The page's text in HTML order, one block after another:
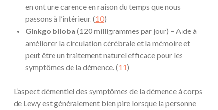
en ont une carence en raison du temps que nous
passons à l’intérieur. (10)
Ginkgo biloba (120 milligrammes par jour) – Aide à
améliorer la circulation cérébrale et la mémoire et
peut être un traitement naturel efficace pour les
symptômes de la démence. (11)
L’aspect démentiel des symptômes de la démence à corps
de Lewy est généralement bien pire lorsque la personne